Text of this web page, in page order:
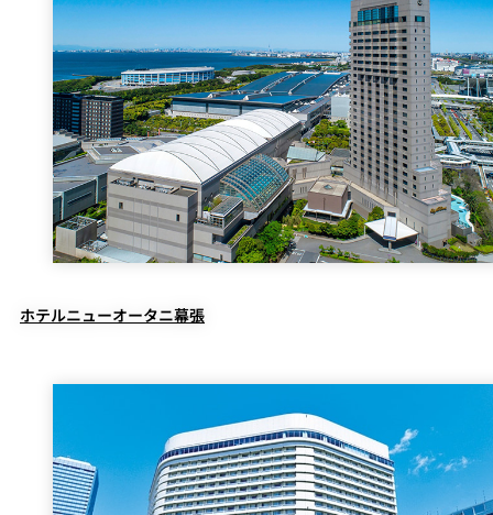
ホテルニューオータニ幕張